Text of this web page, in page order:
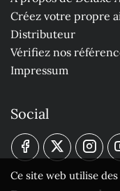
Créez votre propre
Distributeur
Vérifiez nos
Impressum
Social
Ce site web utilise